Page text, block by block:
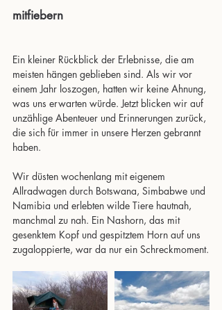
mitfiebern
Ein kleiner Rückblick der Erlebnisse, die am
meisten hängen geblieben sind. Als wir vor
einem Jahr loszogen, hatten wir keine Ahnung,
was uns erwarten würde. Jetzt blicken wir auf
unzählige Abenteuer und Erinnerungen zurück,
die sich für immer in unsere Herzen gebrannt
haben.
Wir düsten wochenlang mit eigenem
Allradwagen durch Botswana, Simbabwe und
Namibia und erlebten wilde Tiere hautnah,
manchmal zu nah. Ein Nashorn, das mit
gesenktem Kopf und gespitztem Horn auf uns
zugaloppierte, war da nur ein Schreckmoment.